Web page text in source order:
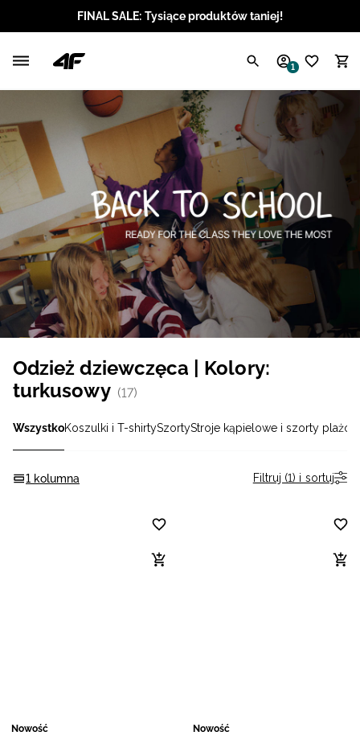
FINAL SALE: Tysiące produktów taniej!
1
Odzież dziewczęca | Kolory:
turkusowy (17)
WszystkoKoszulki i T-shirtySzortyStroje kąpielowe i szorty
1 kolumna Filtruj (1) i sortuj
Nowość Nowość
Angielski / USD
Angielski / GBP
Chorwacki / EUR
Czeski / CZK
Litewski / EUR
Łotewski / EUR
Niemiecki / EUR